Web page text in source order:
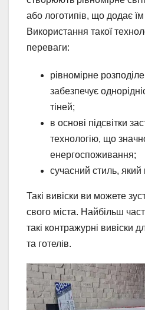
або логотипів, що додає
Використання такої
переваги:
рівномірне
забезпечує
тіней;
в основі підсвітки
технологію, що
енергоспоживання;
сучасний стиль, який
Такі вивіски ви можете
свого міста. Найбільш
такі контражурні вивіски
та готелів.